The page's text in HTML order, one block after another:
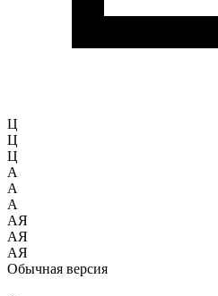
Ц
Ц
Ц
A
A
A
АЯ
АЯ
АЯ
Обычная версия